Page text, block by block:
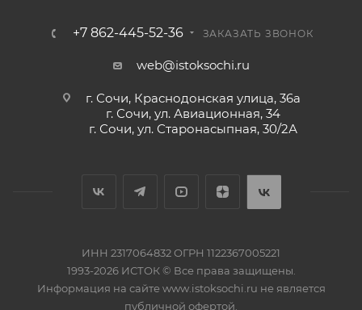
+7 862-445-52-36 ЗАКАЗАТЬ ЗВОНОК
web@istoksochi.ru
г. Сочи, Краснодонская улица, 36а
г. Сочи, ул. Авиационная, 34
г. Сочи, ул. Старонасыпная, 30/2А
ИНН 2317064832 ОГРН 1122367005221
1993-2026 ИСТОК © Все права защищены.
Информация на сайте www.istoksochi.ru не является
публичной офертой.